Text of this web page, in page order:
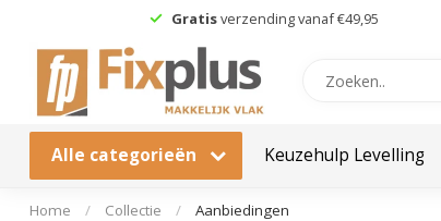
Gratisverzending vanaf €49,95
Alle categorieën Keuzehulp Levelling
Home / Collectie / Aanbiedingen